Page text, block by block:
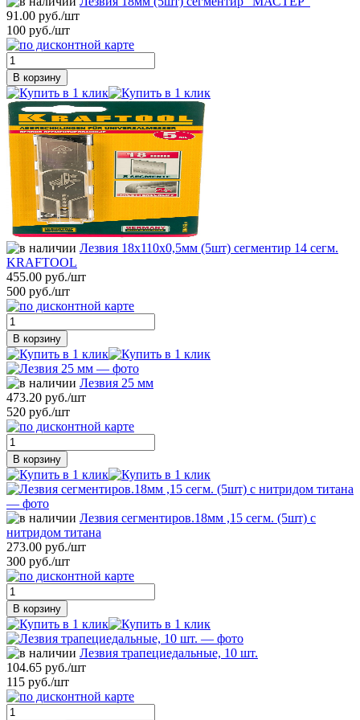
91.00 руб./шт
100 руб./шт
В корзину
Лезвия 18х110х0,5мм (5шт) сегментир 14 сегм.
KRAFTOOL
455.00 руб./шт
500 руб./шт
В корзину
Лезвия 25 мм
473.20 руб./шт
520 руб./шт
В корзину
Лезвия сегментиров.18мм ,15 сегм. (5шт) с
нитридом титана
273.00 руб./шт
300 руб./шт
В корзину
Лезвия трапециедальные, 10 шт.
104.65 руб./шт
115 руб./шт